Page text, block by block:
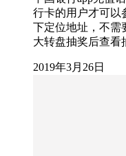
行卡的用户才可以
下定位地址，不需
大转盘抽奖后查
2019年3月26日